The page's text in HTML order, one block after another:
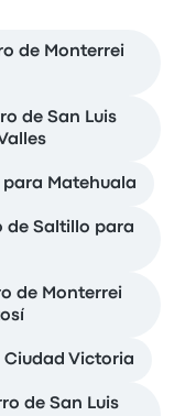
de Monterrei
de San Luis
para Matehuala
de Saltillo para
de Monterrei
Victoria
de San Luis